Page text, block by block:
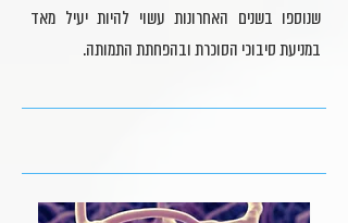
שנוספו בשנים האחרונות עשוי להיות יעיל מאד
במניעת סיבוכי הסוכרת ובהפחתת התמותה.